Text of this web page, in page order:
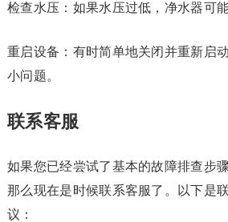
检查水压：如果水压过低，净水器可
重启设备：有时简单地关闭并重新启
小问题。
联系客服
如果您已经尝试了基本的故障排查步
那么现在是时候联系客服了。以下是
议：